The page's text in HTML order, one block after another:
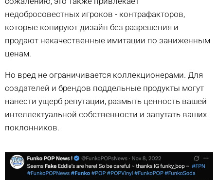
недобросовестных игроков - контрафакторов,
которые копируют дизайн без разрешения и
продают некачественные имитации по заниженным
ценам.
Но вред не ограничивается коллекционерами. Для
создателей и брендов поддельные продукты могут
нанести ущерб репутации, размыть ценность вашей
интеллектуальной собственности и запутать ваших
поклонников.